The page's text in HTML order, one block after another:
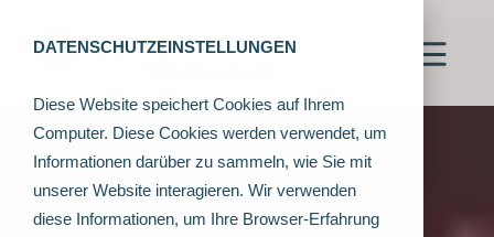
DATENSCHUTZEINSTELLUNGEN
Diese Website speichert Cookies auf Ihrem
Computer. Diese Cookies werden verwendet, um
Informationen darüber zu sammeln, wie Sie mit
unserer Website interagieren. Wir verwenden
diese Informationen, um Ihre Browser-Erfahrung